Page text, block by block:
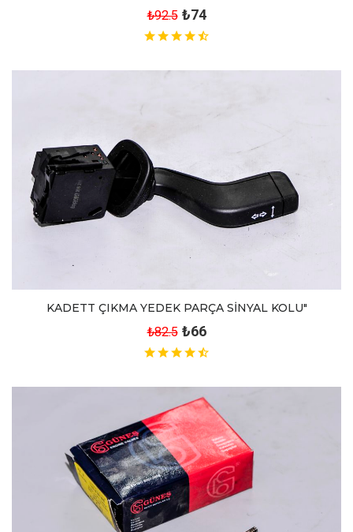
₺92.5 ₺74
KADETT ÇIKMA YEDEK PARÇA SİNYAL KOLU"
₺82.5 ₺66